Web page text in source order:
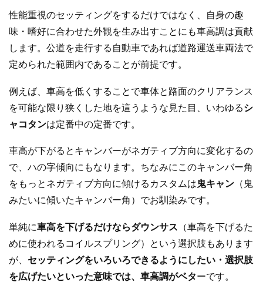
性能重視のセッティングをするだけではなく、自身の趣
味・嗜好に合わせた外観を生み出すことにも車高調は貢献
します。公道を走行する自動車であれば道路運送車両法で
定められた範囲内であることが前提です。
例えば、車高を低くすることで車体と路面のクリアランス
を可能な限り狭くした地を這うような見た目、いわゆるシ
ャコタンは定番中の定番です。
車高が下がるとキャンバーがネガティブ方向に変化するの
で、ハの字傾向にもなります。ちなみにこのキャンバー角
をもっとネガティブ方向に傾けるカスタムは鬼キャン （鬼
みたいに傾いたキャンバー角）でお馴染みです。
単純に車高を下げるだけならダウンサス （車高を下げるた
めに使われるコイルスプリング）という選択肢もあります
が、 セッティングをいろいろできるようにしたい・選択肢
を広げたいといった意味では、車高調がベターです。